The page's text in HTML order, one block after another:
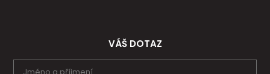
VÁŠ DOTAZ